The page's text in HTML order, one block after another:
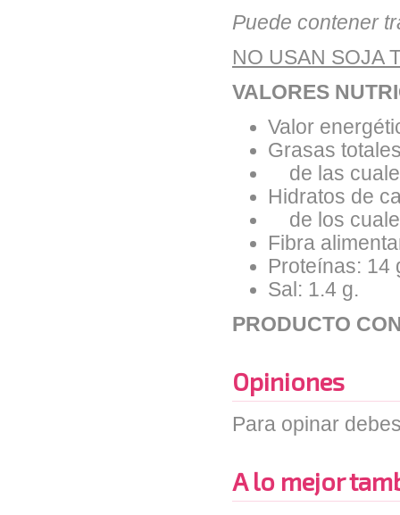
Puede contener
NO USAN SOJA
VALORES
Valor
Grasas
de las
Hidratos de
de los
Fibra
Proteínas: 14
Sal: 1.4 g.
PRODUCTO
Opiniones
Para opinar
A lo mejor